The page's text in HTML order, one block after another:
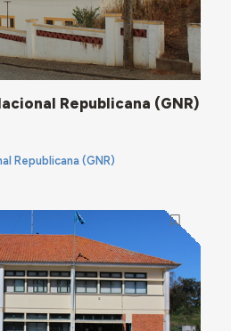
Republicana (GNR)
Republicana (GNR)